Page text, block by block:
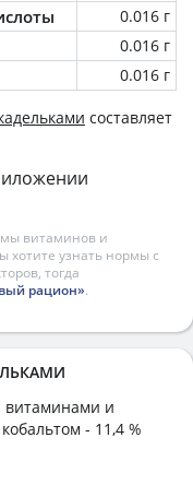
0.016 г
0.016 г
0.016 г
составляет
витаминов и
хотите узнать нормы с
тогда
рацион».
витаминами и
- 11,4 %